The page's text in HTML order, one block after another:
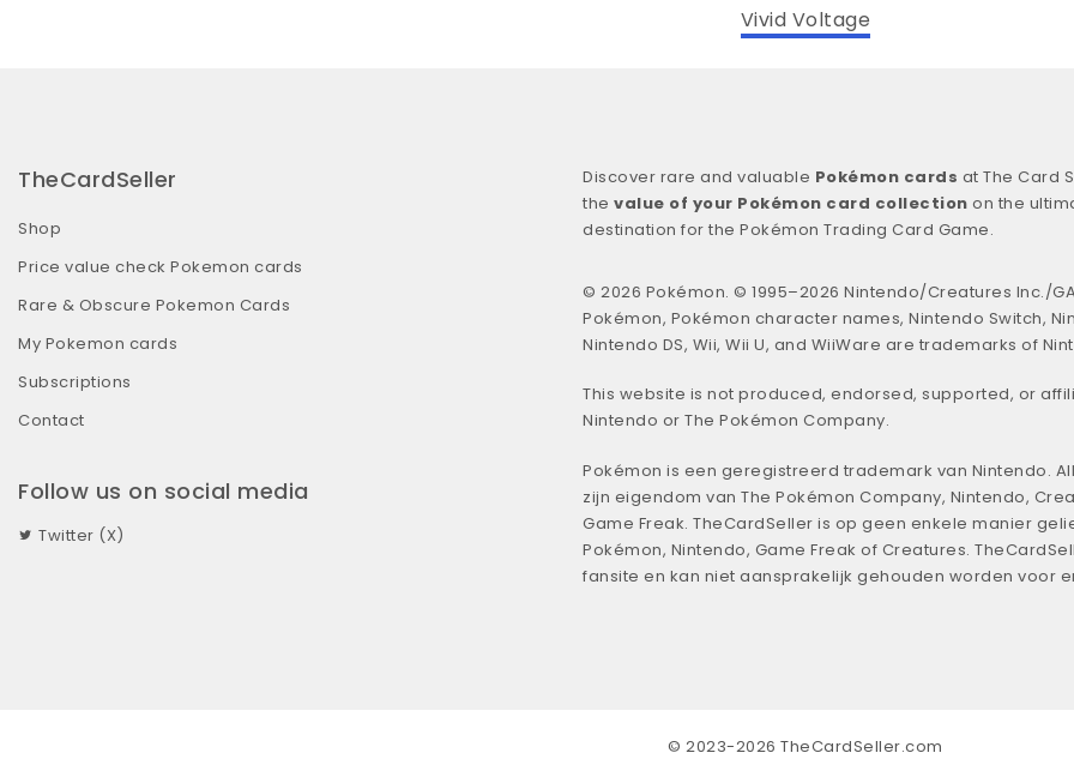
Vivid Voltage
TheCardSeller
Shop
Price value check Pokemon cards
Rare & Obscure Pokemon Cards
My Pokemon cards
Subscriptions
Contact
Follow us on social media
Twitter (X)
Discover rare and valuable Pokémon cards at The Card
the value of your Pokémon card collection on the
destination for the Pokémon Trading Card Game.
© 2026 Pokémon. © 1995–2026 Nintendo/Creatures Inc./
Pokémon, Pokémon character names, Nintendo Switch,
Nintendo DS, Wii, Wii U, and WiiWare are trademarks of
This website is not produced, endorsed, supported, or
Nintendo or The Pokémon Company.
Pokémon is een geregistreerd trademark van Nintendo.
zijn eigendom van The Pokémon Company, Nintendo,
Game Freak. TheCardSeller is op geen enkele manier
Pokémon, Nintendo, Game Freak of Creatures.
fansite en kan niet aansprakelijk gehouden worden voor
© 2023-2026 TheCardSeller.com